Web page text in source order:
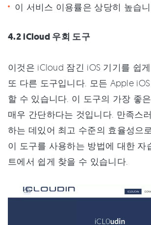
이 서비스 이용률은 상당히 높습니
4.2 iCloud 우회 도구
이것은 iCloud 잠긴 iOS 기기를 쉽
또 다른 도구입니다. 모든 Apple
할 수 있습니다. 이 도구의 가장 좋
매우 간단하다는 것입니다. 만족스
하는 데있어 최고 수준의 효율성으
이 도구를 사용하는 방법에 대한 자
트에서 쉽게 찾을 수 있습니다.